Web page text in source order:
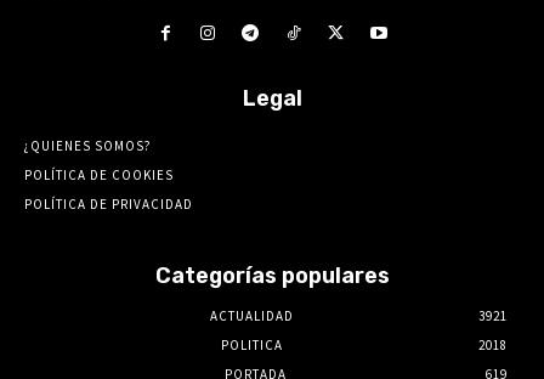
Legal
¿QUIENES SOMOS?
POLÍTICA DE COOKIES
POLÍTICA DE PRIVACIDAD
Categorías populares
ACTUALIDAD
3921
POLITICA
2018
PORTADA
619